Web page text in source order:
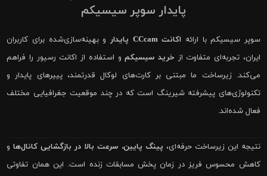
پایدار سوپر سیسیکم
سوپر سیسیکم با ارائه اکانت CCcam پایدار
و بهینه‌سازی‌شده برای کاربران
ایران، تجربه‌ای متفاوت از خرید سیسیکمو استفاده از اکانت رسیور را فراهم
می‌کند. زیرساخت ما مبتنی بر کارت‌های لوکال قدرتمند، پییرهای پایدار و
تکنولوژی‌های پیشرفته شیرینگ است که در چند موقعیت جغرافیایی مختلف
فعال شده‌اند.
نتیجه این زیرساخت حرفه‌ای، پینگ پایین، سرعت بالا در بازگشایی کانال‌هاو
کاهش محسوس فریز در زمان پخش مسابقات زنده است. این همان تفاوتی